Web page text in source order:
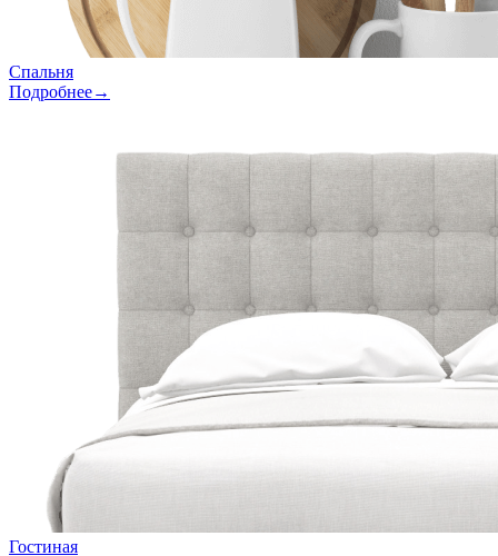
Спальня
Подробнее→
Гостиная